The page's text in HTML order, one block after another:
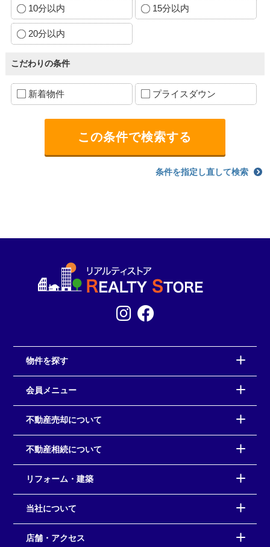
10分以内 15分以内
20分以内
こだわりの条件
新着物件 プライスダウン
条件を指定し直して検索
物件を探す
会員メニュー
不動産売却について
不動産相続について
リフォーム・建築
当社について
店舗・アクセス